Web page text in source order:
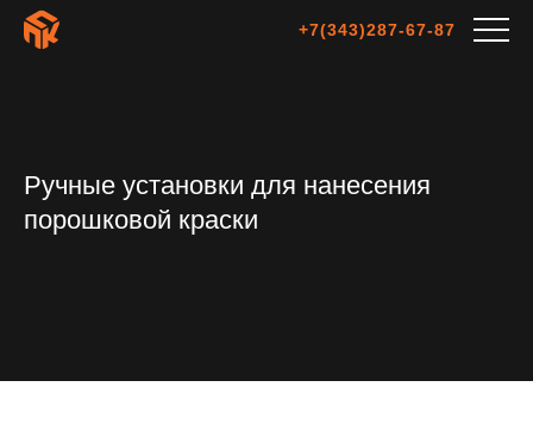
+7(343)287-67-87
Ручные установки для нанесения
порошковой краски